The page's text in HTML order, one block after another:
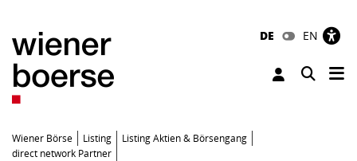
DE EN
Toggle
Wiener Börse Listing
Listing Aktien & Börsengang
direct network Partner